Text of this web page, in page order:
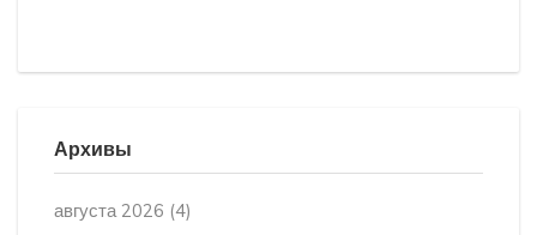
Архивы
августа 2026 (4)